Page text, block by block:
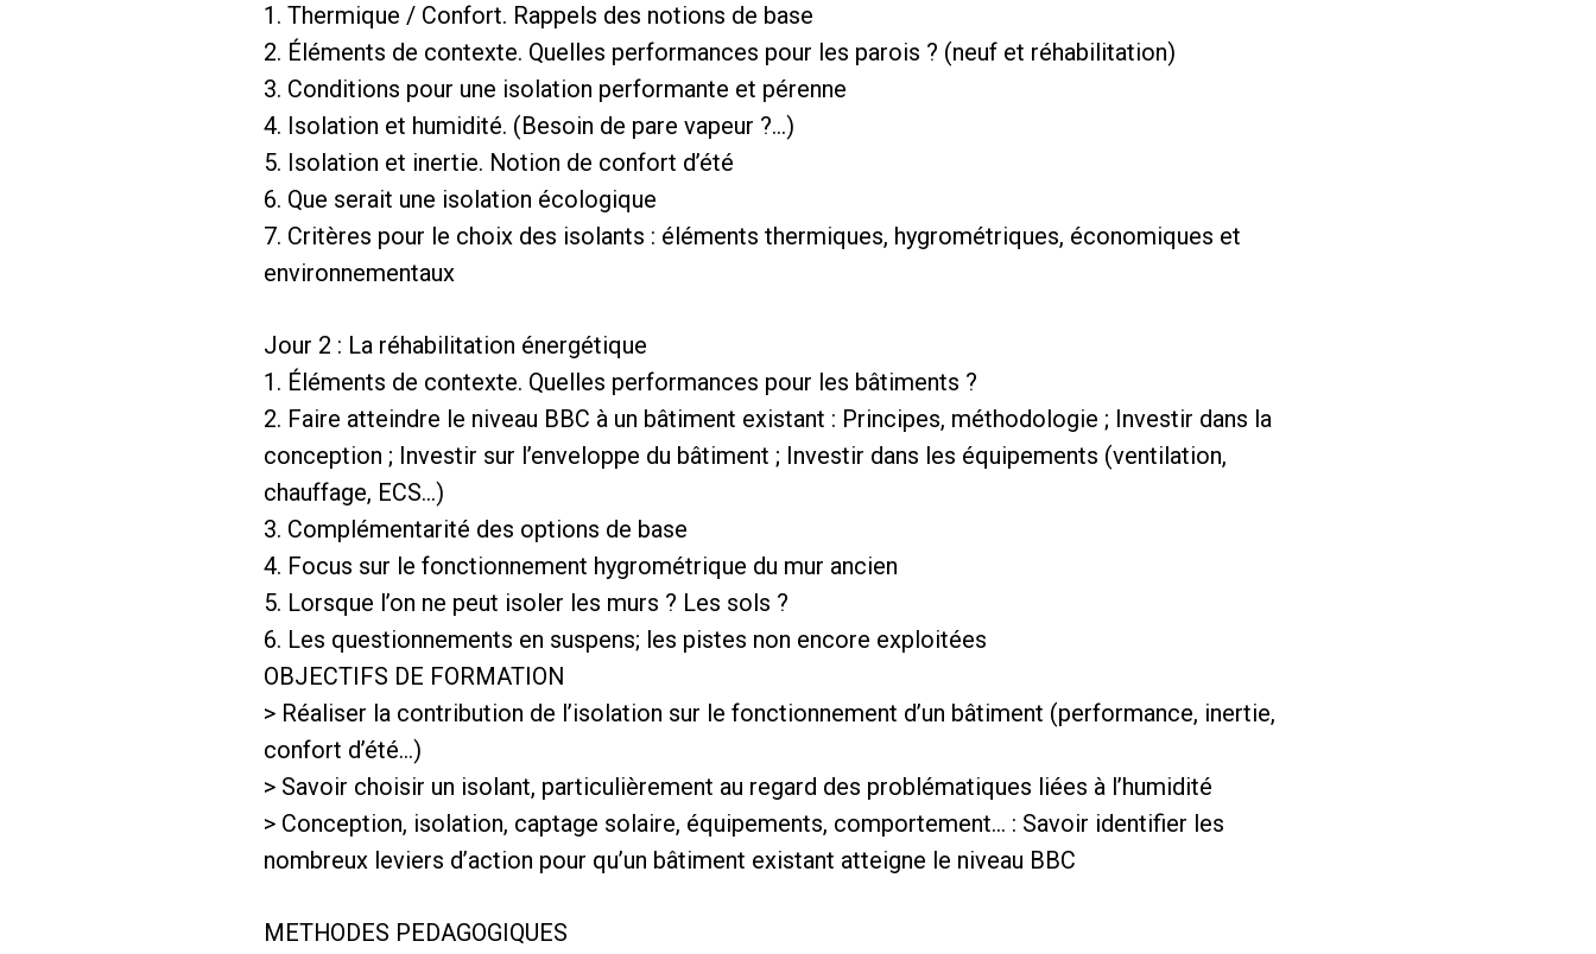
1. Thermique / Confort. Rappels des notions de base
2. Éléments de contexte. Quelles performances pour les parois ? (neuf et réhabilitation)
3. Conditions pour une isolation performante et pérenne
4. Isolation et humidité. (Besoin de pare vapeur ?…)
5. Isolation et inertie. Notion de confort d’été
6. Que serait une isolation écologique
7. Critères pour le choix des isolants : éléments thermiques, hygrométriques, économiques et
environnementaux
Jour 2 : La réhabilitation énergétique
1. Éléments de contexte. Quelles performances pour les bâtiments ?
2. Faire atteindre le niveau BBC à un bâtiment existant : Principes, méthodologie ; Investir dans la
conception ; Investir sur l’enveloppe du bâtiment ; Investir dans les équipements (ventilation,
chauffage, ECS…)
3. Complémentarité des options de base
4. Focus sur le fonctionnement hygrométrique du mur ancien
5. Lorsque l’on ne peut isoler les murs ? Les sols ?
6. Les questionnements en suspens; les pistes non encore exploitées
OBJECTIFS DE FORMATION
> Réaliser la contribution de l’isolation sur le fonctionnement d’un bâtiment (performance, inertie,
confort d’été…)
> Savoir choisir un isolant, particulièrement au regard des problématiques liées à l’humidité
> Conception, isolation, captage solaire, équipements, comportement… : Savoir identifier les
nombreux leviers d’action pour qu’un bâtiment existant atteigne le niveau BBC
METHODES PEDAGOGIQUES